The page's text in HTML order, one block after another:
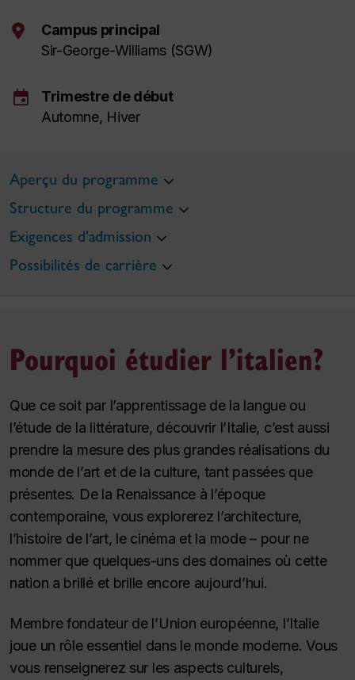
Campus principal
Sir-George-Williams (SGW)
event
Trimestre de début
Automne, Hiver
Aperçu du programme
Structure du programme
Exigences d'admission
Possibilités de carrière
Pourquoi étudier l’italien?
Que ce soit par l’apprentissage de la langue ou
l’étude de la littérature, découvrir l’Italie, c’est aussi
prendre la mesure des plus grandes réalisations du
monde de l’art et de la culture, tant passées que
présentes. De la Renaissance à l’époque
contemporaine, vous explorerez l’architecture,
l’histoire de l’art, le cinéma et la mode – pour ne
nommer que quelques-uns des domaines où cette
nation a brillé et brille encore aujourd’hui.
Membre fondateur de l’Union européenne, l’Italie
joue un rôle essentiel dans le monde moderne. Vous
vous renseignerez sur les aspects culturels,